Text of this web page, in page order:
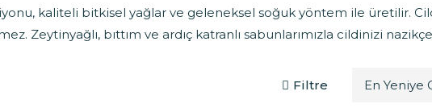
kaliteli bitkisel yağlar ve geleneksel soğuk yöntem ile üretilir.
Zeytinyağlı, bıttım ve ardıç katranlı sabunlarımızla cildinizi
Filtre